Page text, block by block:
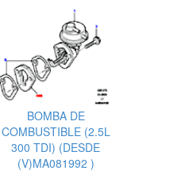
BOMBA DE
COMBUSTIBLE (2.5L
300 TDI) (DESDE
(V)MA081992 )